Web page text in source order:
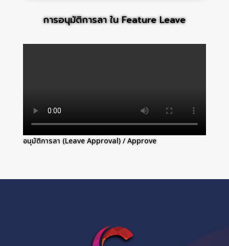
การอนุมัติการลา ใน Feature Leave
อนุมัติการลา (Leave Approval) / Approve